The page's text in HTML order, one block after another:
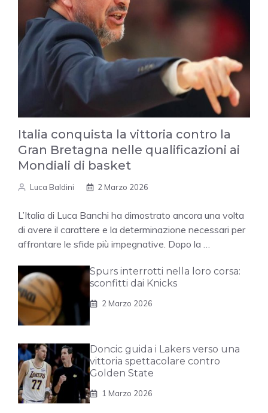
Italia conquista la vittoria contro la
Gran Bretagna nelle qualificazioni ai
Mondiali di basket
Luca Baldini 2 Marzo 2026
L’Italia di Luca Banchi ha dimostrato ancora una volta
di avere il carattere e la determinazione necessari per
affrontare le sfide più impegnative. Dopo la …
Spurs interrotti nella loro corsa:
sconfitti dai Knicks
2 Marzo 2026
Doncic guida i Lakers verso una
vittoria spettacolare contro
Golden State
1 Marzo 2026